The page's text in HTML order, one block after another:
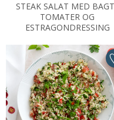
STEAK SALAT MED
TOMATER OG
ESTRAGONDRESSING